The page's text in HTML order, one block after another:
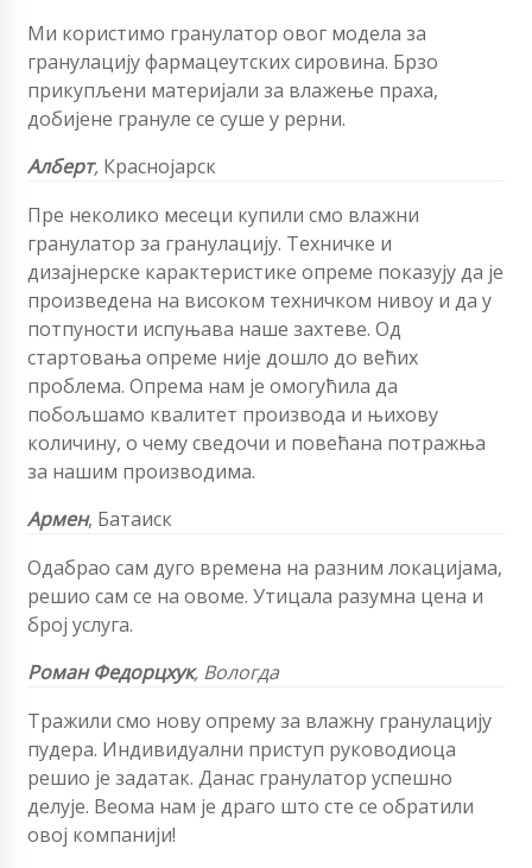
Ми користимо гранулатор овог модела за
гранулацију фармацеутских сировина. Брзо
прикупљени материјали за влажење праха,
добијене грануле се суше у рерни.
Алберт, Краснојарск
Пре неколико месеци купили смо влажни
гранулатор за гранулацију. Техничке и
дизајнерске карактеристике опреме показују да је
произведена на високом техничком нивоу и да у
потпуности испуњава наше захтеве. Од
стартовања опреме није дошло до већих
проблема. Опрема нам је омогућила да
побољшамо квалитет производа и њихову
количину, о чему сведочи и повећана потражња
за нашим производима.
Армен, Батаиск
Одабрао сам дуго времена на разним локацијама,
решио сам се на овоме. Утицала разумна цена и
број услуга.
Роман Федорцхук, Вологда
Тражили смо нову опрему за влажну гранулацију
пудера. Индивидуални приступ руководиоца
решио је задатак. Данас гранулатор успешно
делује. Веома нам је драго што сте се обратили
овој компанији!